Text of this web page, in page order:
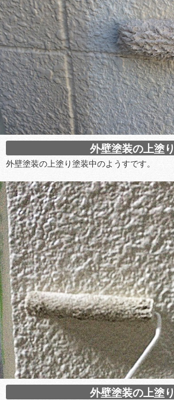
外壁塗装の上塗り
外壁塗装の上塗り塗装中のようすです。
外壁塗装の上塗り